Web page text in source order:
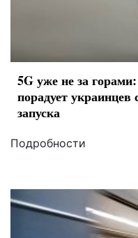
5G уже не за
порадует украинцев
запуска
Подробности